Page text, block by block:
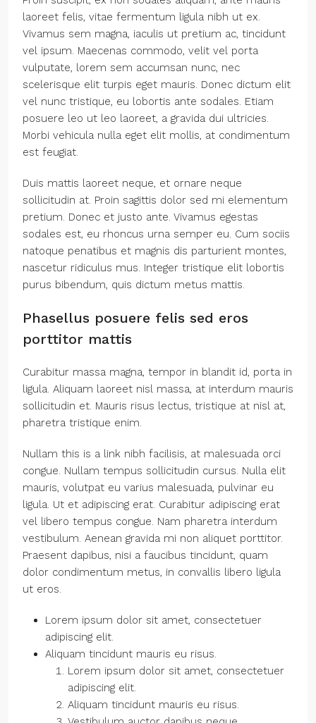
laoreet felis, vitae fermentum ligula nibh ut ex.
Vivamus sem magna, iaculis ut pretium ac, tincidunt
vel ipsum. Maecenas commodo, velit vel porta
vulputate, lorem sem accumsan nunc, nec
scelerisque elit turpis eget mauris. Donec dictum elit
vel nunc tristique, eu lobortis ante sodales. Etiam
posuere leo ut leo laoreet, a gravida dui ultricies.
Morbi vehicula nulla eget elit mollis, at condimentum
est feugiat.
Duis mattis laoreet neque, et ornare neque
sollicitudin at. Proin sagittis dolor sed mi elementum
pretium. Donec et justo ante. Vivamus egestas
sodales est, eu rhoncus urna semper eu. Cum sociis
natoque penatibus et magnis dis parturient montes,
nascetur ridiculus mus. Integer tristique elit lobortis
purus bibendum, quis dictum metus mattis.
Phasellus posuere felis sed eros
porttitor mattis
Curabitur massa magna, tempor in blandit id, porta in
ligula. Aliquam laoreet nisl massa, at interdum mauris
sollicitudin et. Mauris risus lectus, tristique at nisl at,
pharetra tristique enim.
Nullam this is a link nibh facilisis, at malesuada orci
congue. Nullam tempus sollicitudin cursus. Nulla elit
mauris, volutpat eu varius malesuada, pulvinar eu
ligula. Ut et adipiscing erat. Curabitur adipiscing erat
vel libero tempus congue. Nam pharetra interdum
vestibulum. Aenean gravida mi non aliquet porttitor.
Praesent dapibus, nisi a faucibus tincidunt, quam
dolor condimentum metus, in convallis libero ligula
ut eros.
Lorem ipsum dolor sit amet, consectetuer
adipiscing elit.
Aliquam tincidunt mauris eu risus.
Lorem ipsum dolor sit amet, consectetuer
adipiscing elit.
Aliquam tincidunt mauris eu risus.